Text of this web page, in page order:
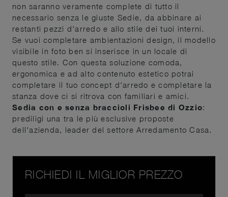
non saranno veramente complete di tutto il
necessario senza le giuste Sedie, da abbinare ai
restanti pezzi d'arredo e allo stile dei tuoi interni.
Se vuoi completare ambientazioni design, il modello
visibile in foto ben si inserisce in un locale di
questo stile. Con questa soluzione comoda,
ergonomica e ad alto contenuto estetico potrai
completare il tuo concept d'arredo e completare la
stanza dove ci si ritrova con familiari e amici.
Sedia con e senza braccioli Frisbee di Ozzio:
prediligi una tra le più esclusive proposte
dell'azienda, leader del settore Arredamento Casa.
RICHIEDI IL MIGLIOR PREZZO